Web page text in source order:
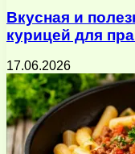
Вкусная и
курицей для
17.06.2026